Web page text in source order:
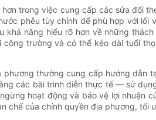
trong việc cung cấp các sửa đổi
phễu tùy chỉnh để phù hợp với lối
năng hiểu rõ hơn về những
trường và có thể kéo dài tuổi
thường cung cấp hướng dẫn
các bài trình diễn thực tế — sử
hoạt động và bảo vệ lợi nhuận
của chính quyền địa phương, tối